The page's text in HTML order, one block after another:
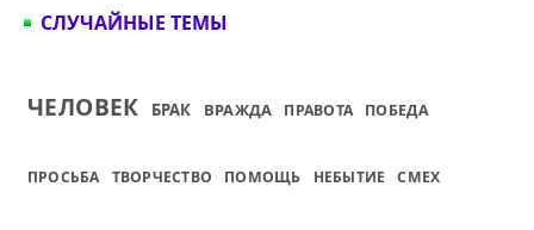
СЛУЧАЙНЫЕ ТЕМЫ
ЧЕЛОВЕК БРАК ВРАЖДА ПРАВОТА ПОБЕДА
ПРОСЬБА ТВОРЧЕСТВО ПОМОЩЬ НЕБЫТИЕ СМЕХ